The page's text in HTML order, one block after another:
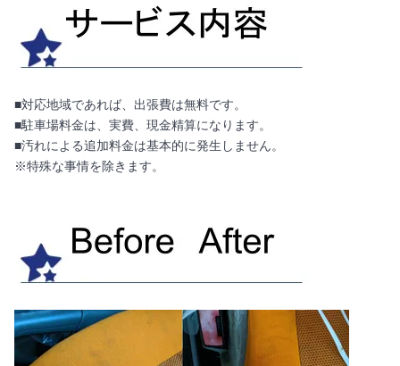
■対応地域であれば、出張費は無料です。
■駐車場料金は、実費、現金精算になります。
■汚れによる追加料金は基本的に発生しません。
※特殊な事情を除きます。